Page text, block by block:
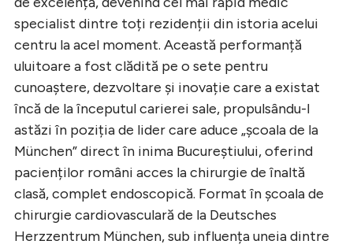
specialist dintre toți rezidenții din istoria acelui
centru la acel moment. Această performanță
uluitoare a fost clădită pe o sete pentru
cunoaștere, dezvoltare și inovație care a existat
încă de la începutul carierei sale, propulsându-l
astăzi în poziția de lider care aduce „școala de la
München” direct în inima Bucureștiului, oferind
pacienților români acces la chirurgie de înaltă
clasă, complet endoscopică. Format în școala de
chirurgie cardiovasculară de la Deutsches
Herzzentrum München, sub influența uneia dintre